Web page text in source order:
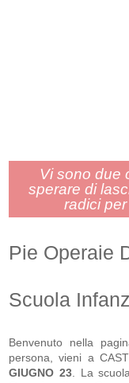
Vi sono due
sperare di
radici
Pie Operaie
Scuola
Benvenuto nella
persona, vieni a
GIUGNO 23. La